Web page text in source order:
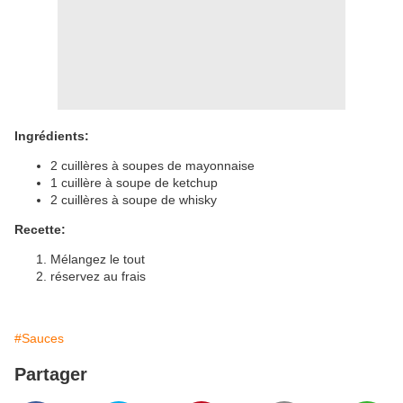
Ingrédients:
2 cuillères à soupes de mayonnaise
1 cuillère à soupe de ketchup
2 cuillères à soupe de whisky
Recette:
Mélangez le tout
réservez au frais
#Sauces
Partager